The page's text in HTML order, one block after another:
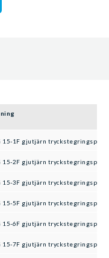
15-1F gjutjärn
15-2F gjutjärn
15-3F gjutjärn
15-5F gjutjärn
15-6F gjutjärn
15-7F gjutjärn